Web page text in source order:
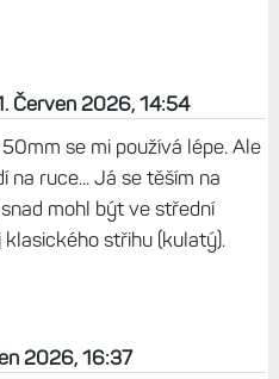
Červen 2026, 14:54
se mi používá lépe. Ale
na ruce... Já se těším na
mohl být ve střední
střihu (kulatý).
2026, 16:37